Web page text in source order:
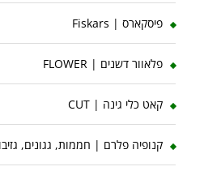
פיסקארס | Fiskars
פלאוור דשנים | FLOWER
קאט כלי גינה | CUT
קנופיה פלרם | חממות, גגונים,